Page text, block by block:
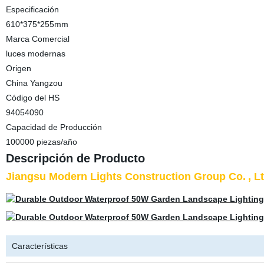
Especificación
610*375*255mm
Marca Comercial
luces modernas
Origen
China Yangzou
Código del HS
94054090
Capacidad de Producción
100000 piezas/año
Descripción de Producto
Jiangsu Modern Lights Construction Group Co. ,
Características